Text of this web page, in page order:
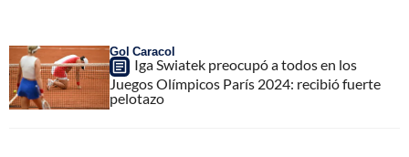
Gol Caracol
Iga Swiatek preocupó a todos en los
Juegos Olímpicos París 2024: recibió fuerte
pelotazo